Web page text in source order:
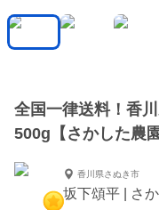
全国一律送料！香
500g【さかした農園
香川県さぬき市
坂下頌平 | さ